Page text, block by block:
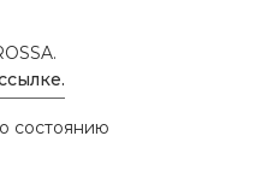
состоянию